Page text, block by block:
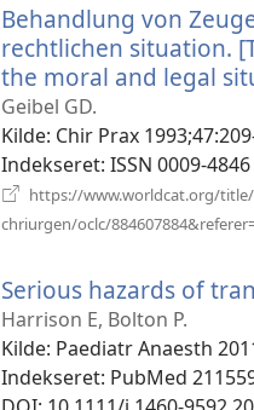
Behandlung von
rechtlichen situation.
the moral and legal
Geibel GD.
Kilde‎: Chir Prax
Indekseret‎: ISSN 0009-4846
https://www.worldcat.org/
chriurgen/oclc/
Serious hazards of
Harrison E, Bolton P.
Kilde‎: Paediatr Anaesth
Indekseret‎: PubMed